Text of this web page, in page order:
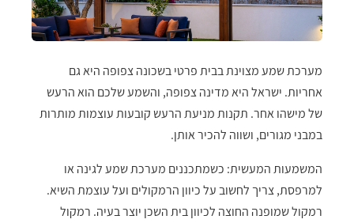
מערכת שמע מצוינת בבית פרטי בשכונה צפופה היא גם
אחריות. ישראל היא מדינה צפופה, והשמע שלכם הוא הרעש
של מישהו אחר. תקנות מניעת הרעש קובעות עוצמות מותרות
במבני מגורים, ושווה להכיר אותן.
המשמעות המעשית: כשמתכננים מערכת שמע לגינה או
למרפסת, צריך לחשוב על כיוון הרמקולים ועל עוצמת השיא.
רמקול שמופנה החוצה לכיוון בית השכן יוצר בעיה. רמקול